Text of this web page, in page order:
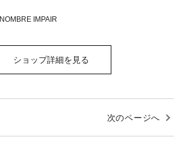
NOMBRE IMPAIR
ショップ詳細を見る
次のページへ